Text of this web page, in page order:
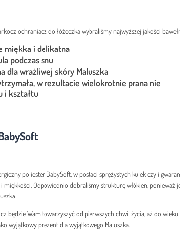
ochraniacz do łóżeczka wybraliśmy najwyższej jakości
miękka i delikatna
podczas snu
dla wrażliwej skóry Maluszka
w rezultacie wielokrotnie prana nie
i kształtu
poliester BabySoft, w postaci sprężystych kulek czyli
miękkości. Odpowiednio dobraliśmy strukturę włókien, ponieważ
będzie Wam towarzyszyć od pierwszych chwil życia, aż do wieku
wyjątkowy prezent dla wyjątkowego Maluszka.